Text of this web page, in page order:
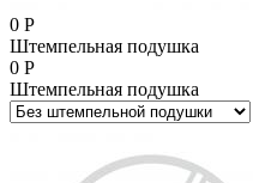
0 Р
Штемпельная подушка
0 Р
Штемпельная подушка